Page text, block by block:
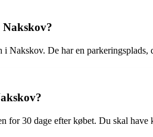
Nakskov. De har en parkeringsplads,
for 30 dage efter købet. Du skal